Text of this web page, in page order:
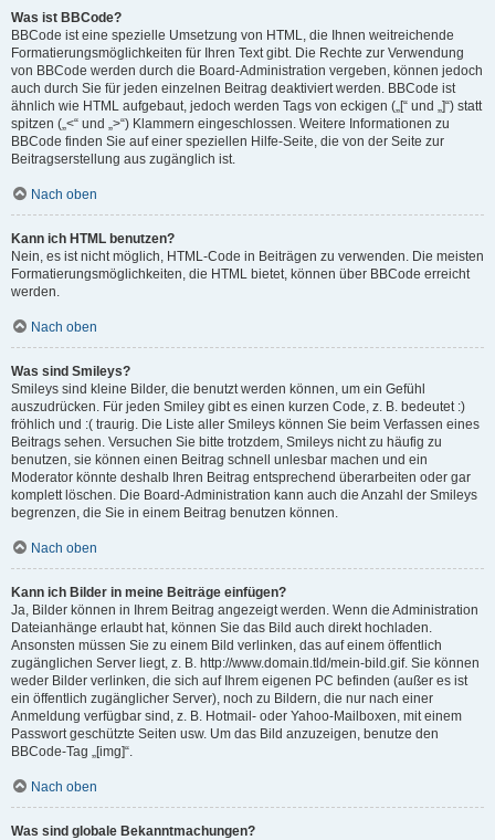
Was ist BBCode?
BBCode ist eine spezielle Umsetzung von HTML, die Ihnen weitreichende
Formatierungsmöglichkeiten für Ihren Text gibt. Die Rechte zur Verwendung
von BBCode werden durch die Board-Administration vergeben, können jedoch
auch durch Sie für jeden einzelnen Beitrag deaktiviert werden. BBCode ist
ähnlich wie HTML aufgebaut, jedoch werden Tags von eckigen („[“ und „]“) statt
spitzen („<“ und „>“) Klammern eingeschlossen. Weitere Informationen zu
BBCode finden Sie auf einer speziellen Hilfe-Seite, die von der Seite zur
Beitragserstellung aus zugänglich ist.
Nach oben
Kann ich HTML benutzen?
Nein, es ist nicht möglich, HTML-Code in Beiträgen zu verwenden. Die meisten
Formatierungsmöglichkeiten, die HTML bietet, können über BBCode erreicht
werden.
Nach oben
Was sind Smileys?
Smileys sind kleine Bilder, die benutzt werden können, um ein Gefühl
auszudrücken. Für jeden Smiley gibt es einen kurzen Code, z. B. bedeutet :)
fröhlich und :( traurig. Die Liste aller Smileys können Sie beim Verfassen eines
Beitrags sehen. Versuchen Sie bitte trotzdem, Smileys nicht zu häufig zu
benutzen, sie können einen Beitrag schnell unlesbar machen und ein
Moderator könnte deshalb Ihren Beitrag entsprechend überarbeiten oder gar
komplett löschen. Die Board-Administration kann auch die Anzahl der Smileys
begrenzen, die Sie in einem Beitrag benutzen können.
Nach oben
Kann ich Bilder in meine Beiträge einfügen?
Ja, Bilder können in Ihrem Beitrag angezeigt werden. Wenn die Administration
Dateianhänge erlaubt hat, können Sie das Bild auch direkt hochladen.
Ansonsten müssen Sie zu einem Bild verlinken, das auf einem öffentlich
zugänglichen Server liegt, z. B. http://www.domain.tld/mein-bild.gif. Sie können
weder Bilder verlinken, die sich auf Ihrem eigenen PC befinden (außer es ist
ein öffentlich zugänglicher Server), noch zu Bildern, die nur nach einer
Anmeldung verfügbar sind, z. B. Hotmail- oder Yahoo-Mailboxen, mit einem
Passwort geschützte Seiten usw. Um das Bild anzuzeigen, benutze den
BBCode-Tag „[img]“.
Nach oben
Was sind globale Bekanntmachungen?